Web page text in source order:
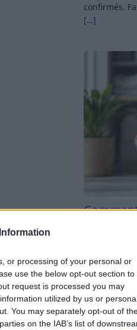
or processing of your personal or
use the below opt-out section to
request is processed you may
utilized by us or
You may separately opt-out of
on the IAB’s list of
confirmés.
[…]
sans y
Tri du linge
beaucoup
du lavage
compliquée,
astuces